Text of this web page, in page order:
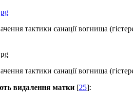
тактики санації вогнища
тактики санації вогнища
видалення матки [25]: